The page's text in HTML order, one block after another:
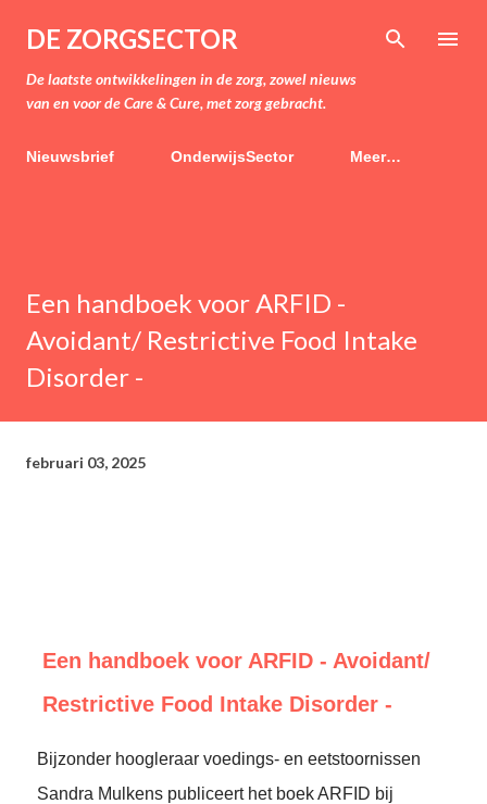
Doorgaan naar hoofdcontent
DE ZORGSECTOR
De laatste ontwikkelingen in de zorg, zowel nieuws
van en voor de Care & Cure, met zorg gebracht.
Nieuwsbrief OnderwijsSector Meer…
Een handboek voor ARFID -
Avoidant/ Restrictive Food Intake
Disorder -
februari 03, 2025
Een handboek voor ARFID - Avoidant/
Restrictive Food Intake Disorder -
Bijzonder hoogleraar voedings- en eetstoornissen
Sandra Mulkens publiceert het boek ARFID bij